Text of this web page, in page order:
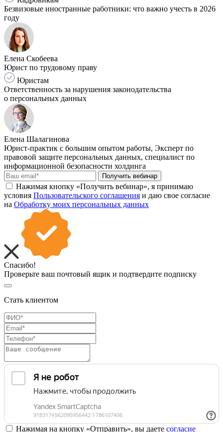
Безвизовые иностранные работники: что важно учесть в 2026
году
Елена Скобеева
Юрист по трудовому праву
Юристам
Ответственность за нарушения законодательства
о персональных данных
Елена Шалагинова
Юрист-практик с большим опытом работы, Эксперт по
правовой защите персональных данных, специалист по
информационной безопасности холдинга
Получить вебинар
Нажимая кнопку «Получить вебинар», я принимаю
условия Пользовательского соглашения и даю свое согласие
на Обработку моих персональных данных
Спасибо!
Проверьте ваш почтовый ящик и подтвердите подписку
Стать клиентом
Нажимая на кнопку «Отправить», вы даете согласие